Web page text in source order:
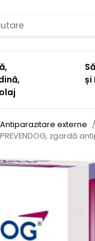
și
Antiparazitare externe
zgardă